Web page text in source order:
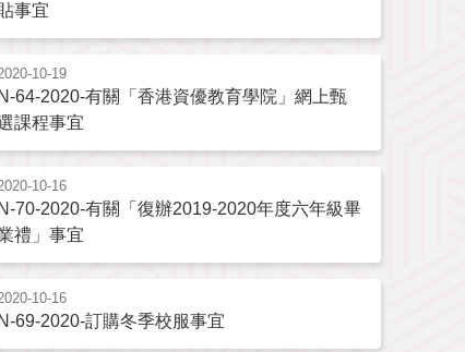
事宜
10-19
N-64-2020-有關「香港資優教育學院」網上甄
課程事宜
10-16
N-70-2020-有關「復辦2019-2020年度六年級畢
禮」事宜
10-16
N-69-2020-訂購冬季校服事宜